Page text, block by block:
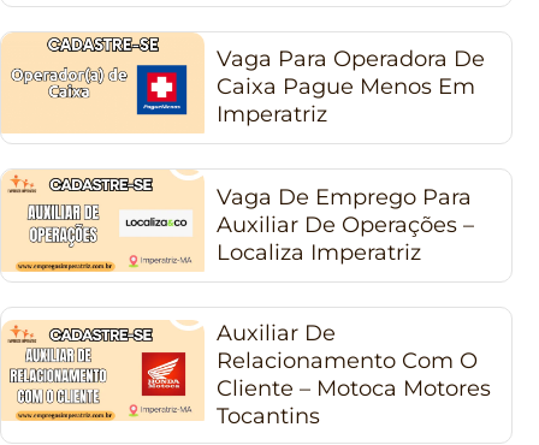
Vaga Para Operadora De
Caixa Pague Menos Em
Imperatriz
Vaga De Emprego Para
Auxiliar De Operações –
Localiza Imperatriz
Auxiliar De
Relacionamento Com O
Cliente – Motoca Motores
Tocantins